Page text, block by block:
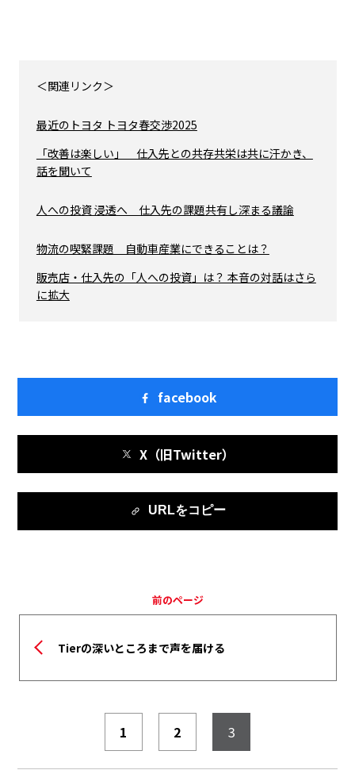
＜関連リンク＞
最近のトヨタ トヨタ春交渉2025
「改善は楽しい」 仕入先との共存共栄は共に汗かき、
話を聞いて
人への投資 浸透へ 仕入先の課題共有し深まる議論
物流の喫緊課題 自動車産業にできることは？
販売店・仕入先の「人への投資」は？ 本音の対話はさら
に拡大
facebook
X（旧Twitter）
URLをコピー
前のページ
Tierの深いところまで声を届ける
1 2 3